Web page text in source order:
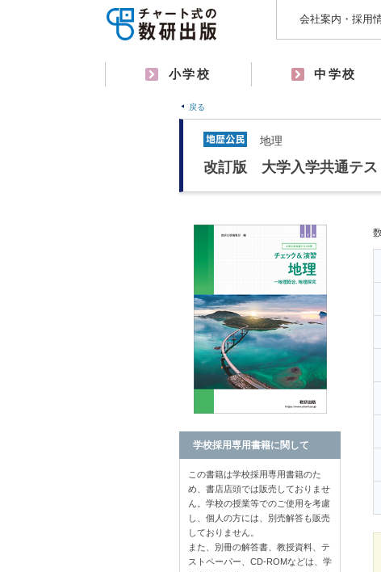
会社案内・採用
小学校 中学校
戻る
地理
改訂版 大学入学共通テ
学校採用専用書籍に関して
この書籍は学校採用専用書籍のた
め、書店店頭では販売しておりませ
ん。学校の授業等でのご使用を考慮
し、個人の方には、別売解答も販売
しておりません。
また、別冊の解答書、教授資料、テ
ストペーパー、CD-ROMなどは、学